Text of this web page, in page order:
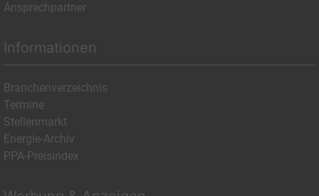
Ansprechpartner
Informationen
Branchenverzeichnis
Termine
Stellenmarkt
Energie-Archiv
PPA-Preisindex